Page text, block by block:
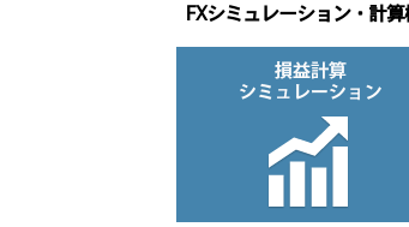
FXシミュレーション・計算